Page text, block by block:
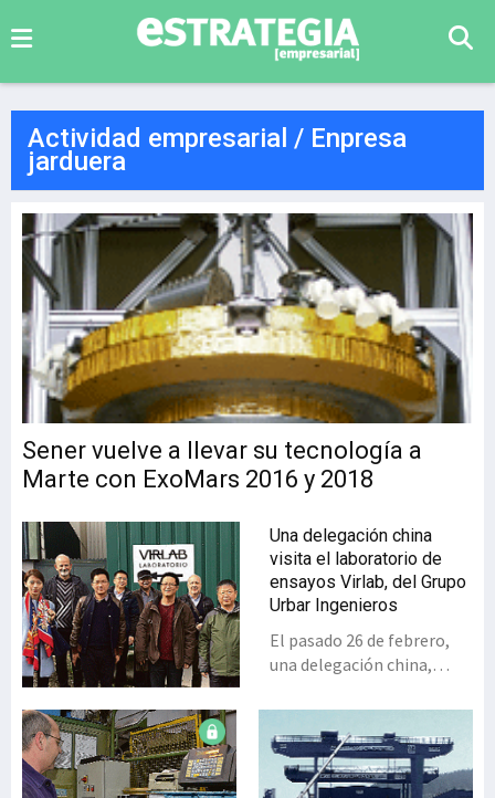
Actividad empresarial / Enpresa
jarduera
Sener vuelve a llevar su tecnología a
Marte con ExoMars 2016 y 2018
Una delegación china
visita el laboratorio de
ensayos Virlab, del Grupo
Urbar Ingenieros
El pasado 26 de febrero,
una delegación china,
técnicos representantes
de la industria nuclear de
aquel país, visitó el
laboratorio de ensayos